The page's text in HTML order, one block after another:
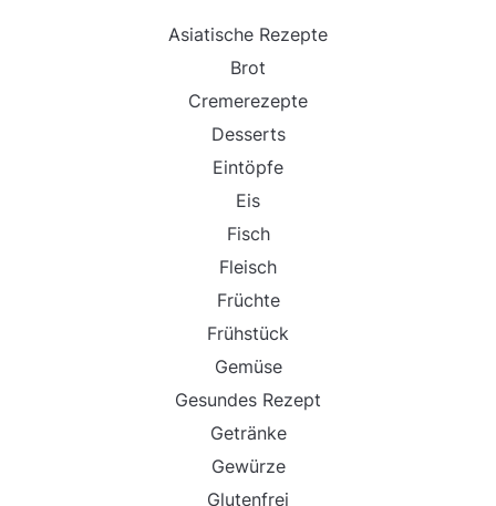
Asiatische Rezepte
Brot
Cremerezepte
Desserts
Eintöpfe
Eis
Fisch
Fleisch
Früchte
Frühstück
Gemüse
Gesundes Rezept
Getränke
Gewürze
Glutenfrei